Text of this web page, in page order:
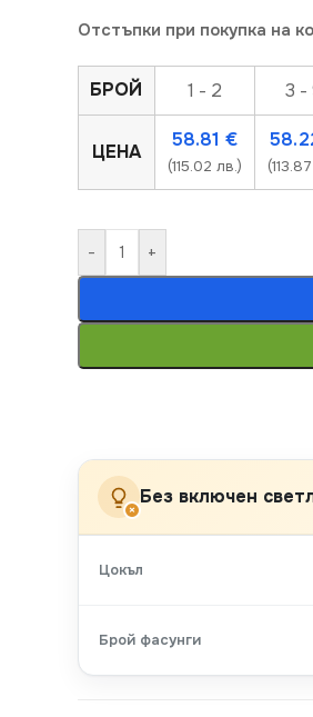
Отстъпки при покупка на
БРОЙ 1 - 2 3 -
ЦЕНА
58.81 €
(115.02 лв.)
- +
×
Без включен
Цокъл
Брой фасунги